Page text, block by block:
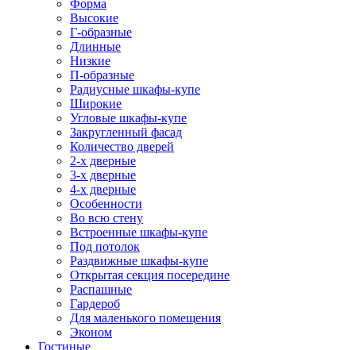
Форма
Высокие
Г-образные
Длинные
Низкие
П-образные
Радиусные шкафы-купе
Широкие
Угловые шкафы-купе
Закругленный фасад
Количество дверей
2-х дверные
3-х дверные
4-х дверные
Особенности
Во всю стену
Встроенные шкафы-купе
Под потолок
Раздвижные шкафы-купе
Открытая секция посередине
Распашные
Гардероб
Для маленького помещения
Эконом
Гостиные